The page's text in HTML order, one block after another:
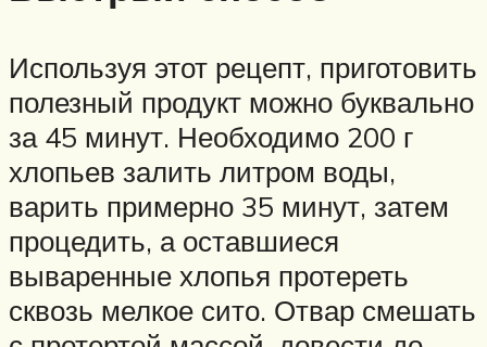
Используя этот рецепт, приготовить
полезный продукт можно буквально
за 45 минут. Необходимо 200 г
хлопьев залить литром воды,
варить примерно 35 минут, затем
процедить, а оставшиеся
вываренные хлопья протереть
сквозь мелкое сито. Отвар смешать